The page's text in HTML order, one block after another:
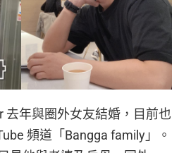
去年與圈外女友結婚，目前也
頻道「Bangga family」。